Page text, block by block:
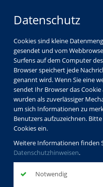
Datenschutz
Cookies sind kleine
gesendet und vom
Surfens auf dem Computer
Browser speichert jede
genannt wird. Wenn Sie eine
sendet Ihr Browser das
wurden als zuverlässiger
um sich Informationen zu
Benutzers aufzuzeichnen.
Cookies ein.
Weitere Informationen finden
Datenschutzhinweisen.
Notwendig